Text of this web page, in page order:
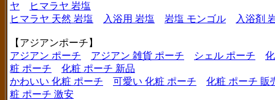
ヤ
ヒマラヤ 岩塩
ヒマラヤ 天然 岩塩
入浴用 岩塩 岩塩 モンゴル 入浴剤
【アジアンポーチ】
アジアン ポーチ
アジアン 雑貨 ポーチ シェル ポーチ
粧 ポーチ
化粧 ポーチ 新品
かわいい 化粧 ポーチ
可愛い 化粧 ポーチ
化粧 ポーチ 販
粧 ポーチ 激安